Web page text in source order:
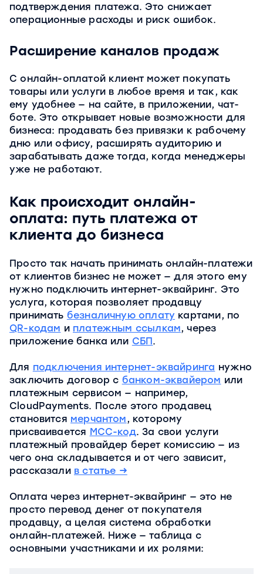
подтверждения платежа. Это снижает
операционные расходы и риск ошибок.
Расширение каналов продаж
С онлайн-оплатой клиент может покупать
товары или услуги в любое время и так, как
ему удобнее — на сайте, в приложении, чат-
боте. Это открывает новые возможности для
бизнеса: продавать без привязки к рабочему
дню или офису, расширять аудиторию и
зарабатывать даже тогда, когда менеджеры
уже не работают.
Как происходит онлайн-
оплата: путь платежа от
клиента до бизнеса
Просто так начать принимать онлайн-платежи
от клиентов бизнес не может — для этого ему
нужно подключить интернет-эквайринг. Это
услуга, которая позволяет продавцу
принимать безналичную оплату картами, по
QR-кодам и платежным ссылкам, через
приложение банка или СБП.
Для подключения интернет-эквайринга нужно
заключить договор с банком-эквайером или
платежным сервисом — например,
CloudPayments. После этого продавец
становится мерчантом, которому
присваивается МСС-код. За свои услуги
платежный провайдер берет комиссию — из
чего она складывается и от чего зависит,
рассказали в статье →
Оплата через интернет-эквайринг — это не
просто перевод денег от покупателя
продавцу, а целая система обработки
онлайн-платежей. Ниже — таблица с
основными участниками и их ролями: